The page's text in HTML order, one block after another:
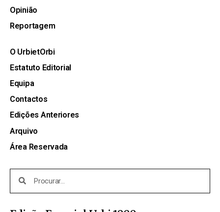
Opinião
Reportagem
O UrbietOrbi
Estatuto Editorial
Equipa
Contactos
Edições Anteriores
Arquivo
Área Reservada